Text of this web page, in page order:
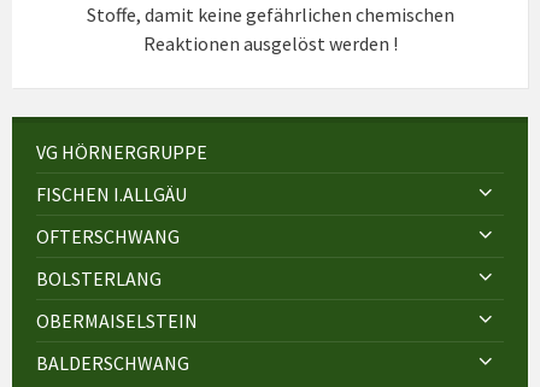
Stoffe, damit keine gefährlichen chemischen
Reaktionen ausgelöst werden !
VG HÖRNERGRUPPE
FISCHEN I.ALLGÄU
OFTERSCHWANG
BOLSTERLANG
OBERMAISELSTEIN
BALDERSCHWANG